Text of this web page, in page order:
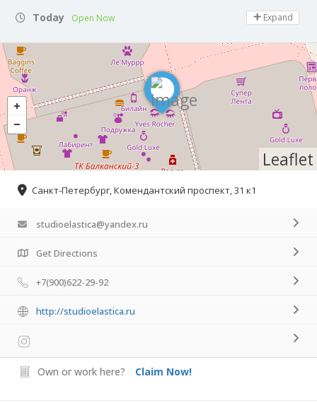
Today Open Now Expand
Leaflet
Санкт-Петербург, Комендантский проспект, 31 к1
studioelastica@yandex.ru
Get Directions
+7(900)622-29-92
http://studioelastica.ru
Own or work here? Claim Now!